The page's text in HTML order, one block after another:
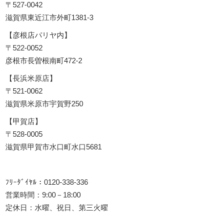
〒527-0042
滋賀県東近江市外町1381-3
【彦根店パリヤ内】
〒522-0052
彦根市長曽根南町472-2
【長浜米原店】
〒521-0062
滋賀県米原市宇賀野250
【甲賀店】
〒528-0005
滋賀県甲賀市水口町水口5681
ﾌﾘｰﾀﾞｲﾔﾙ：0120-338-336
営業時間：9:00－18:00
定休日：水曜、祝日、第三火曜